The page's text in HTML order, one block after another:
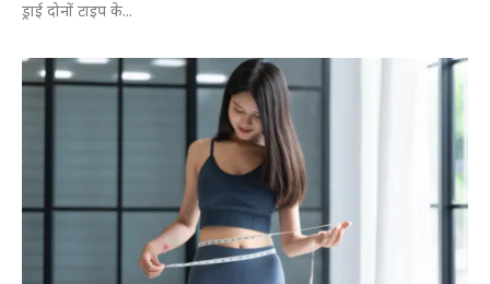
वीडियो
लाइफस्टाइल
ड्राई दोनों टाइप के...